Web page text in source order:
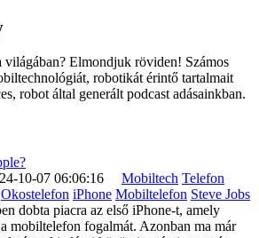
Elmondjuk röviden! Számos
robotikát érintő tartalmait
robot által generált podcast adásainkban.
10-07 06:06:16 Mobiltech Telefon
Okostelefon iPhone Mobiltelefon Steve Jobs
dobta piacra az első iPhone-t, amely
mobiltelefon fogalmát. Azonban ma már